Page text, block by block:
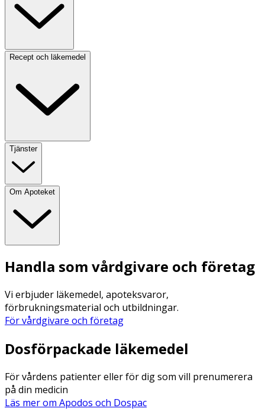
Recept och läkemedel
Tjänster
Om Apoteket
Handla som vårdgivare och företag
Vi erbjuder läkemedel, apoteksvaror,
förbrukningsmaterial och utbildningar.
För vårdgivare och företag
Dosförpackade läkemedel
För vårdens patienter eller för dig som vill prenumerera
på din medicin
Läs mer om Apodos och Dospac